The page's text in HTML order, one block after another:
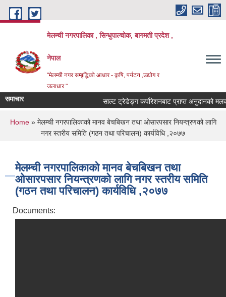
Skip to main content
मेलम्ची नगरपालिका , सिन्धुपाल्चोक, बागमती प्रदेश ,
नेपाल
"मेलम्ची नगर सम्बृद्धिको आधार - कृषि, पर्यटन ,उद्योग र
जलाधार "
समाचार साल्ट ट्रेडेङ्ग कर्पोरेशनबाट प्राप्त अनुदानको मलको
You are here
Home» मेलम्ची नगरपालिकाको मानव बेचबिखन तथा ओसारपसार नियन्त्रणको लागि
नगर स्तरीय समिति (गठन तथा परिचालन) कार्यविधि ,२०७७
मेलम्ची नगरपालिकाको मानव बेचबिखन तथा
ओसारपसार नियन्त्रणको लागि नगर स्तरीय समिति
(गठन तथा परिचालन) कार्यविधि ,२०७७
Documents: